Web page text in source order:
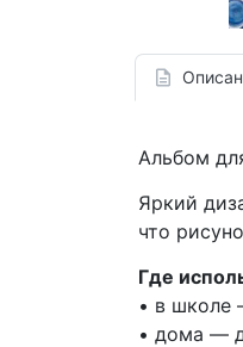
Альбом
Яркий
что
Где
• в школе
• дома —